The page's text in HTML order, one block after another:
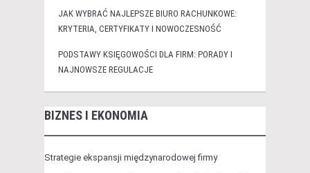
JAK WYBRAĆ NAJLEPSZE BIURO RACHUNKOWE:
KRYTERIA, CERTYFIKATY I NOWOCZESNOŚĆ
PODSTAWY KSIĘGOWOŚCI DLA FIRM: PORADY I
NAJNOWSZE REGULACJE
BIZNES I EKONOMIA
Strategie ekspansji międzynarodowej firmy